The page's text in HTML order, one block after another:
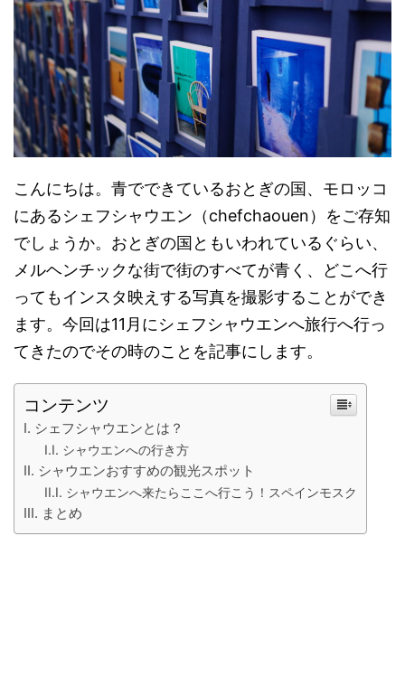
こんにちは。青でできているおとぎの国、モロッコ
にあるシェフシャウエン（chefchaouen）をご存知
でしょうか。おとぎの国ともいわれているぐらい、
メルヘンチックな街で街のすべてが青く、どこへ行
ってもインスタ映えする写真を撮影することができ
ます。今回は11月にシェフシャウエンへ旅行へ行っ
てきたのでその時のことを記事にします。
コンテンツ
シェフシャウエンとは？
シャウエンへの行き方
シャウエンおすすめの観光スポット
シャウエンへ来たらここへ行こう！スペインモスク
まとめ